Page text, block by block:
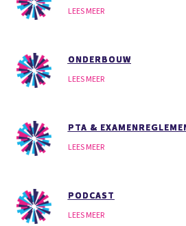
LEES MEER
ONDERBOUW
LEES MEER
PTA &
LEES MEER
PODCAST
LEES MEER